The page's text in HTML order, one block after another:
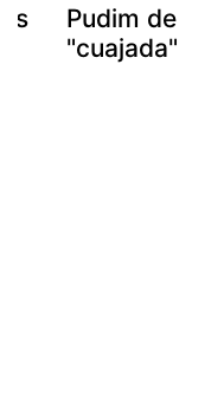
Pudim de
"cuajada"